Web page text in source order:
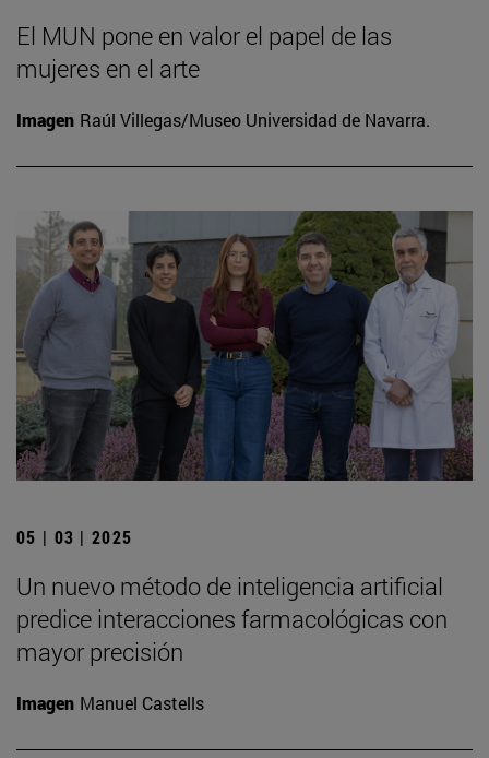
El MUN pone en valor el papel de las
mujeres en el arte
Imagen Raúl Villegas/Museo Universidad de Navarra.
05 | 03 | 2025
Un nuevo método de inteligencia artificial
predice interacciones farmacológicas con
mayor precisión
Imagen Manuel Castells